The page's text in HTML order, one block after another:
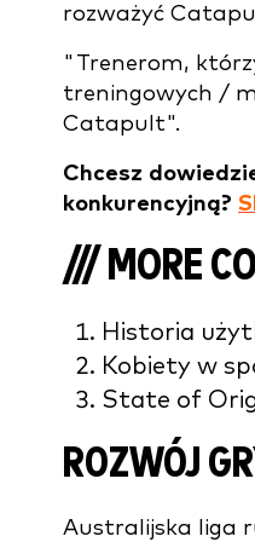
rozważyć
"Trenerom,
treningowych /
Catapult".
Chcesz
konkurencyjną?
/// MORE
Historia
Kobiety w
State of
ROZWÓJ
Australijska liga